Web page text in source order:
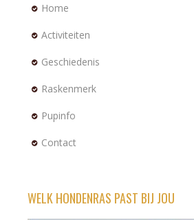
Home
Activiteiten
Geschiedenis
Raskenmerk
Pupinfo
Contact
WELK HONDENRAS PAST BIJ JOU